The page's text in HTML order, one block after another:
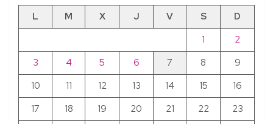
L
M X J V S
D
1
2
3
4 5 6 7 8
9
10
11 12 13 14 15
16
17
18 19 20 21 22 23